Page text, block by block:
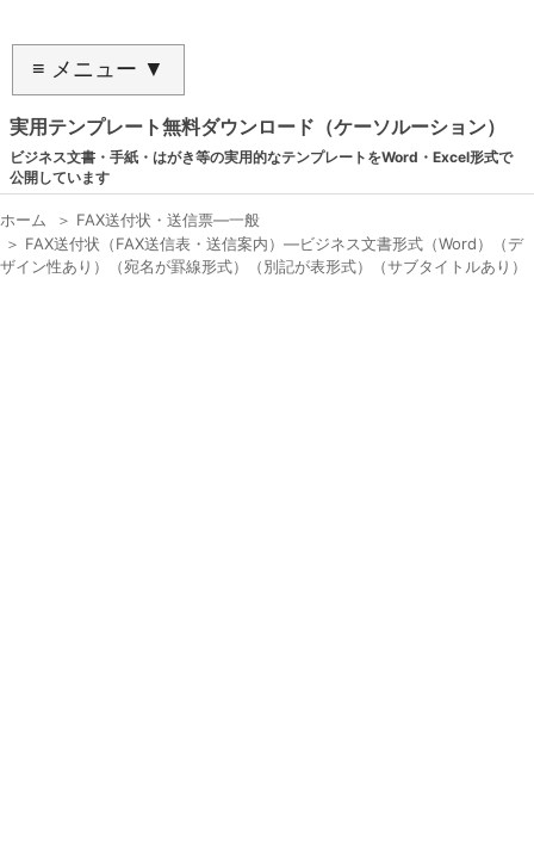
≡ メニュー ▼
実用テンプレート無料ダウンロード（ケーソルーション）
ビジネス文書・手紙・はがき等の実用的なテンプレートをWord・Excel形式で
公開しています
ホーム ＞ FAX送付状・送信票―一般
＞ FAX送付状（FAX送信表・送信案内）―ビジネス文書形式（Word）（デ
ザイン性あり）（宛名が罫線形式）（別記が表形式）（サブタイトルあり）